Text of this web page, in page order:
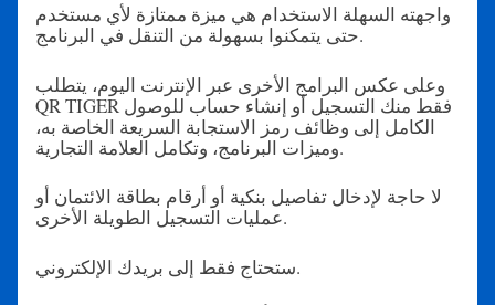
واجهته السهلة الاستخدام هي ميزة ممتازة لأي مستخدم
حتى يتمكنوا بسهولة من التنقل في البرنامج.
وعلى عكس البرامج الأخرى عبر الإنترنت اليوم، يتطلب
QR TIGER فقط منك التسجيل أو إنشاء حساب للوصول
الكامل إلى وظائف رمز الاستجابة السريعة الخاصة به،
وميزات البرنامج، وتكامل العلامة التجارية.
لا حاجة لإدخال تفاصيل بنكية أو أرقام بطاقة الائتمان أو
عمليات التسجيل الطويلة الأخرى.
ستحتاج فقط إلى بريدك الإلكتروني.